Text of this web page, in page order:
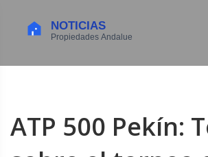
ATP 500 Pekín: